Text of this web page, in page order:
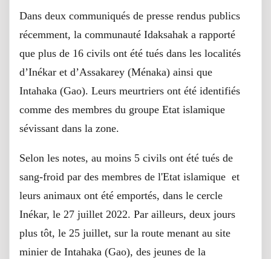
Dans deux communiqués de presse rendus publics
récemment, la communauté Idaksahak a rapporté
que plus de 16 civils ont été tués dans les localités
d’Inékar et d’Assakarey (Ménaka) ainsi que
Intahaka (Gao). Leurs meurtriers ont été identifiés
comme des membres du groupe Etat islamique
sévissant dans la zone.
Selon les notes, au moins 5 civils ont été tués de
sang-froid par des membres de l'Etat islamique et
leurs animaux ont été emportés, dans le cercle
Inékar, le 27 juillet 2022. Par ailleurs, deux jours
plus tôt, le 25 juillet, sur la route menant au site
minier de Intahaka (Gao), des jeunes de la